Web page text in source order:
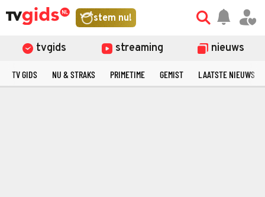
stem nu!
tvgids streaming nieuws
TV GIDS NU & STRAKS PRIMETIME GEMIST LAATSTE NIEUWS